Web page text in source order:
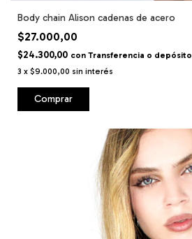
Body chain Alison cadenas de acero
$27.000,00
$24.300,00 con Transferencia o depósito
3 x $9.000,00 sin interés
Comprar